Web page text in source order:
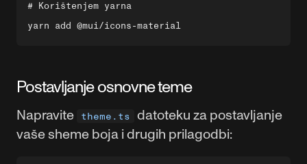
# Korištenjem yarna
Postavljanje osnovne teme
Napravite theme.ts
datoteku za postavljanje
vaše sheme boja i drugih prilagodbi: